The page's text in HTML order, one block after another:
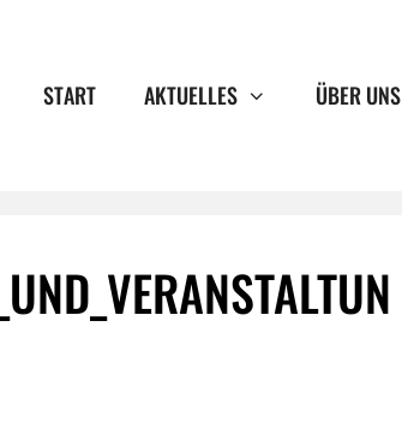
START AKTUELLES ÜBER UNS